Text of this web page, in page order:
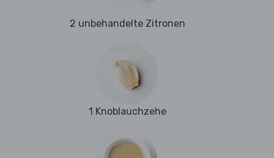
2 unbehandelte Zitronen
1 Knoblauchzehe